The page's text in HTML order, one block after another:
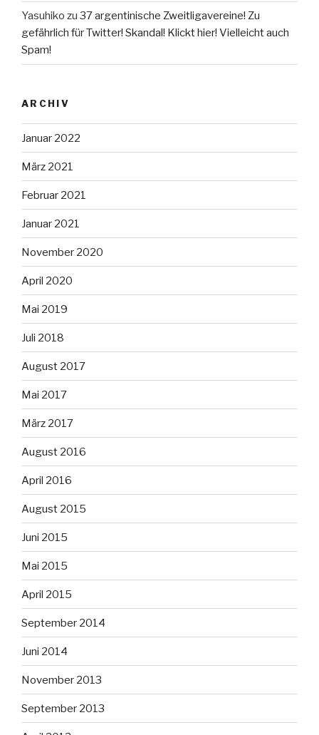
Yasuhiko zu 37 argentinische Zweitligavereine! Zu
gefährlich für Twitter! Skandal! Klickt hier! Vielleicht auch
Spam!
ARCHIV
Januar 2022
März 2021
Februar 2021
Januar 2021
November 2020
April 2020
Mai 2019
Juli 2018
August 2017
Mai 2017
März 2017
August 2016
April 2016
August 2015
Juni 2015
Mai 2015
April 2015
September 2014
Juni 2014
November 2013
September 2013